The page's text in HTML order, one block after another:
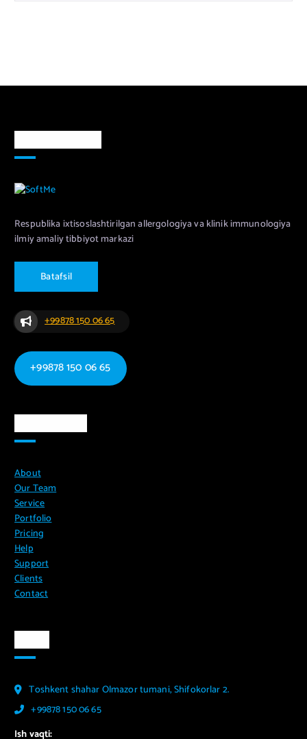
Respublika ixtisoslashtirilgan allergologiya va klinik immunologiya
ilmiy amaliy tibbiyot markazi
Batafsil
+99878 150 06 65
+99878 150 06 65
About
Our Team
Service
Portfolio
Pricing
Help
Support
Clients
Contact
Toshkent shahar Olmazor tumani, Shifokorlar 2.
+99878 150 06 65
Ish vaqti: